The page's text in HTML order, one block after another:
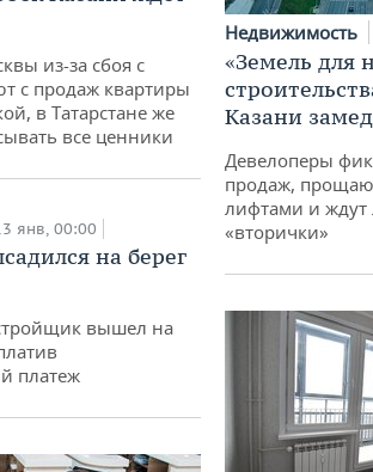
из-за сбоя с
с продаж квартиры
в Татарстане же
все ценники
янв, 00:00
на берег
вышел на
платеж
Недвижимость
«Земель для
Казани
Девелоперы
продаж,
лифтами и ждут
«вторички»